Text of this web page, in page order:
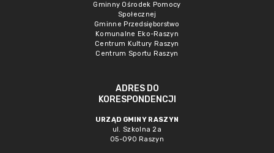
Gminny Ośrodek Pomocy
Społecznej
Gminne Przedsięborstwo
Komunalne Eko-Raszyn
Centrum Kultury Raszyn
Centrum Sportu Raszyn
ADRES DO
KORESPONDENCJI
URZĄD GMINY RASZYN
ul. Szkolna 2a
05-090 Raszyn